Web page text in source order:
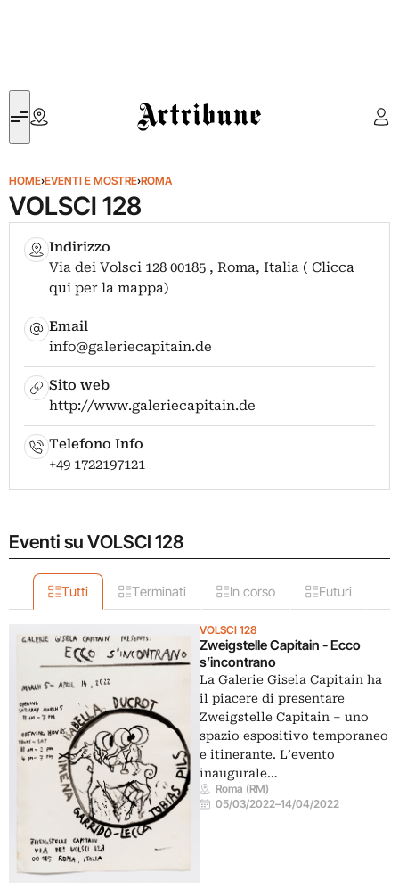
Artribune
HOME›EVENTI E MOSTRE›ROMA
VOLSCI 128
Indirizzo
Via dei Volsci 128 00185 , Roma, Italia ( Clicca
qui per la mappa)
Email
info@galeriecapitain.de
Sito web
http://www.galeriecapitain.de
Telefono Info
+49 1722197121
Eventi su VOLSCI 128
Tutti Terminati In corso Futuri
VOLSCI 128
Zweigstelle Capitain - Ecco
s’incontrano
La Galerie Gisela Capitain ha
il piacere di presentare
Zweigstelle Capitain – uno
spazio espositivo temporaneo
e itinerante. L’evento
inaugurale…
Roma (RM)
05/03/2022–14/04/2022